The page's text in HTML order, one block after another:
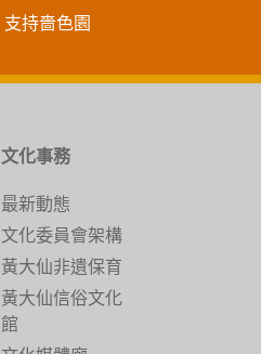
支持嗇色園
文化事務
最新動態
文化委員會架構
黃大仙非遺保育
黃大仙信俗文化
館